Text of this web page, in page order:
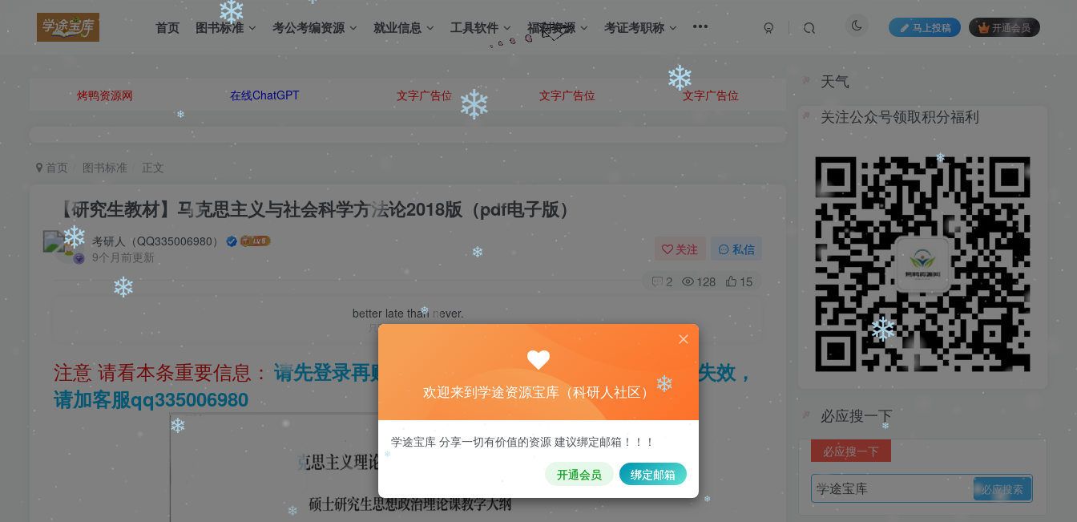
首页 图书标准 考公考编资源 就业信息 工具软件 福利资源 考证考职称 马上投稿 开通会员
烤鸭资源网 在线ChatGPT 文字广告位 文字广告位 文字广告位
首页 图书标准 正文
【研究生教材】马克思主义与社会科学方法论2018版（pdf电子版）
考研人（QQ335006980）
9个月前更新
关注 私信
2 128 15
better late than never.
只要开始，虽晚不迟
注意 请看本条重要信息： 请先登录再购买，购买后刷新页面即可，链接如果失效，
请加客服qq335006980
天气
关注公众号领取积分福利
必应搜一下
必应搜一下
欢迎来到学途资源宝库（科研人社区）
学途宝库 分享一切有价值的资源 建议绑定邮箱！！！
开通会员 绑定邮箱 ❄
❄
❄
❄ ❄
❄
❄
❄